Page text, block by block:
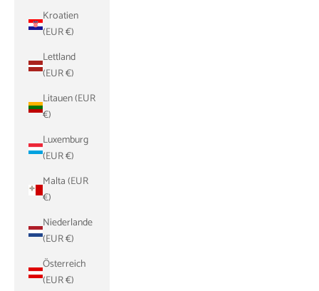
Kroatien
(EUR €)
Lettland
(EUR €)
Litauen (EUR
€)
Luxemburg
(EUR €)
Malta (EUR
€)
Niederlande
(EUR €)
Österreich
(EUR €)